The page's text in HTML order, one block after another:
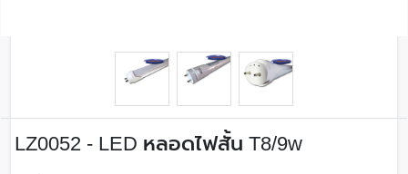
LZ0052 - LED หลอดไฟสั้น T8/9w